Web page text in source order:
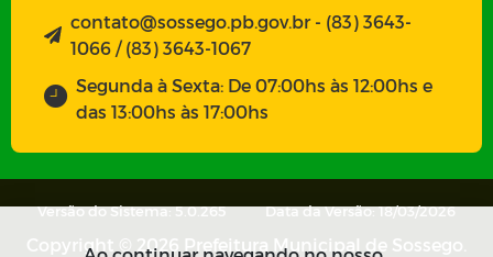
contato@sossego.pb.gov.br - (83) 3643-
1066 / (83) 3643-1067
Segunda à Sexta: De 07:00hs às 12:00hs e
das 13:00hs às 17:00hs
Versão do Sistema: 5.0.265 Data da Versão: 18/03/2026
Copyright © 2026 Prefeitura Municipal de Sossego.